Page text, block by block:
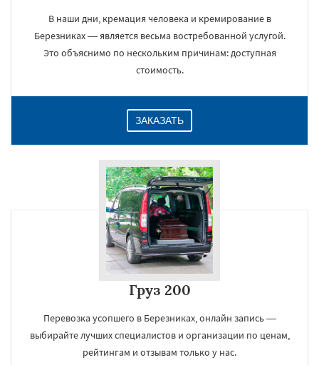
В наши дни, кремация человека и кремирование в
Березниках — является весьма востребованной услугой.
Это объяснимо по нескольким причинам: доступная
стоимость.
ЗАКАЗАТЬ
Груз 200
Перевозка усопшего в Березниках, онлайн запись —
выбирайте лучших специалистов и организации по ценам,
рейтингам и отзывам только у нас.